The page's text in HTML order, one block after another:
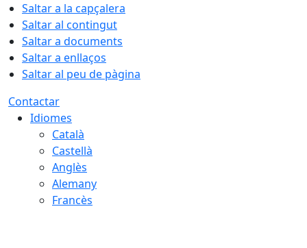
Saltar a la capçalera
Saltar al contingut
Saltar a documents
Saltar a enllaços
Saltar al peu de pàgina
Contactar
Idiomes
Català
Castellà
Anglès
Alemany
Francès